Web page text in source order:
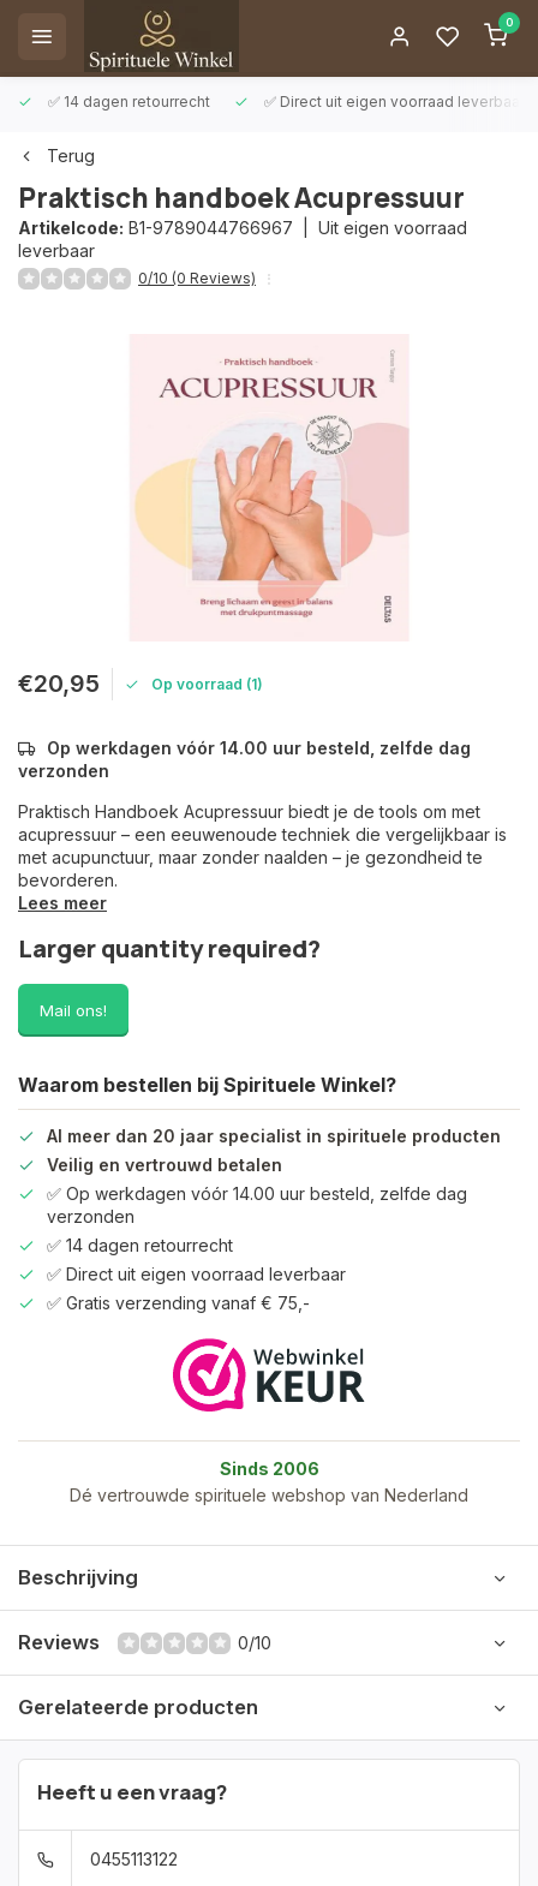
0
✅ 14 dagen retourrecht ✅ Direct uit eigen voorraad leverbaar
Afrekenen is uitgeschakeld.
Terug
Praktisch handboek Acupressuur
Artikelcode: B1-9789044766967 | Uit eigen voorraad
leverbaar
0/10 (0 Reviews)
€20,95 Op voorraad (1)
Op werkdagen vóór 14.00 uur besteld, zelfde dag
verzonden
Praktisch Handboek Acupressuur biedt je de tools om met
acupressuur – een eeuwenoude techniek die vergelijkbaar is
met acupunctuur, maar zonder naalden – je gezondheid te
bevorderen.
Lees meer
Larger quantity required?
Mail ons!
Waarom bestellen bij Spirituele Winkel?
Al meer dan 20 jaar specialist in spirituele producten
Veilig en vertrouwd betalen
✅ Op werkdagen vóór 14.00 uur besteld, zelfde dag
verzonden
✅ 14 dagen retourrecht
✅ Direct uit eigen voorraad leverbaar
✅ Gratis verzending vanaf € 75,-
Sinds 2006
Dé vertrouwde spirituele webshop van Nederland
Beschrijving
Reviews 0/10
Gerelateerde producten
Heeft u een vraag?
0455113122